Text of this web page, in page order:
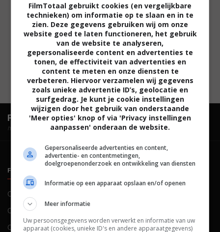
FilmTotaal.Hét online filmoverzicht.
hosted by
FILMTOTAAL
Contact
Over ons
Colofon
Cookies
FilmTotaal gebruikt cookies (en vergelijkbare
technieken) om informatie op te slaan en in te
zien. Deze gegevens gebruiken wij om onze
website goed te laten functioneren, het gebruik
van de website te analyseren,
gepersonaliseerde content en advertenties te
tonen, de effectiviteit van advertenties en
content te meten en onze diensten te
verbeteren. Hiervoor verzamelen wij gegevens
zoals unieke advertentie ID’s, geolocatie en
surfgedrag. Je kunt je cookie instellingen
wijzigen door het gebruik van onderstaande
'Meer opties' knop of via 'Privacy instellingen
aanpassen' onderaan de website.
Gepersonaliseerde advertenties en content,
advertentie- en contentmetingen,
doelgroepenonderzoek en ontwikkeling van diensten
Informatie op een apparaat opslaan en/of openen
Meer informatie
Uw persoonsgegevens worden verwerkt en informatie van uw
apparaat (cookies, unieke ID's en andere apparaatgegevens)